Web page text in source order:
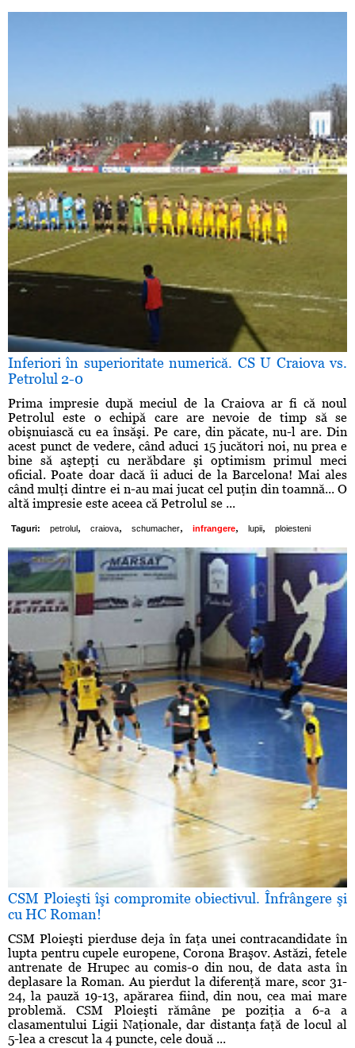
Inferiori în superioritate numerică. CS U Craiova vs.
Petrolul 2-0
Prima impresie după meciul de la Craiova ar fi că noul
Petrolul este o echipă care are nevoie de timp să se
obişnuiască cu ea însăşi. Pe care, din păcate, nu-l are. Din
acest punct de vedere, când aduci 15 jucători noi, nu prea e
bine să aştepţi cu nerăbdare şi optimism primul meci
oficial. Poate doar dacă îi aduci de la Barcelona! Mai ales
când mulţi dintre ei n-au mai jucat cel puţin din toamnă... O
altă impresie este aceea că Petrolul se ...
Taguri: petrolul , craiova, schumacher, infrangere, lupii, ploiesteni
CSM Ploieşti îşi compromite obiectivul. Înfrângere şi
cu HC Roman!
CSM Ploieşti pierduse deja în faţa unei contracandidate în
lupta pentru cupele europene, Corona Braşov. Astăzi, fetele
antrenate de Hrupec au comis-o din nou, de data asta în
deplasare la Roman. Au pierdut la diferenţă mare, scor 31-
24, la pauză 19-13, apărarea fiind, din nou, cea mai mare
problemă. CSM Ploieşti rămâne pe poziţia a 6-a a
clasamentului Ligii Naţionale, dar distanţa faţă de locul al
5-lea a crescut la 4 puncte, cele două ...